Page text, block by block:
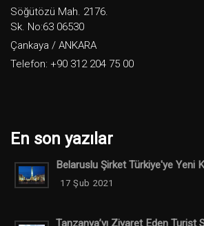
Söğütözü Mah. 2176.
Sk. No:63 06530
Çankaya / ANKARA
Telefon: +90 312 204 75 00
En son yazılar
Belaruslu Şirket Türkiye'ye Yeni
17 Şub 2021
Tanzanya’yı Ziyaret Eden Turist